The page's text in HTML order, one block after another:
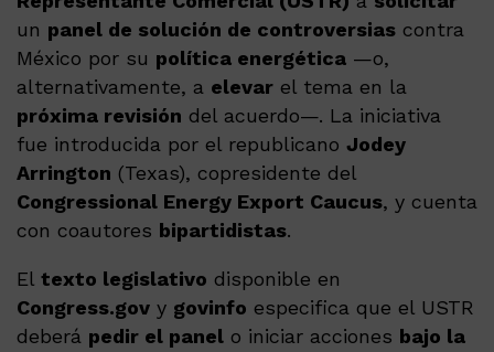
un panel de solución de controversias contra
México por su política energética —o,
alternativamente, a elevar el tema en la
próxima revisión del acuerdo—. La iniciativa
fue introducida por el republicano Jodey
Arrington (Texas), copresidente del
Congressional Energy Export Caucus, y cuenta
con coautores bipartidistas.
El texto legislativo disponible en
Congress.gov y govinfo especifica que el USTR
deberá pedir el panel o iniciar acciones bajo la